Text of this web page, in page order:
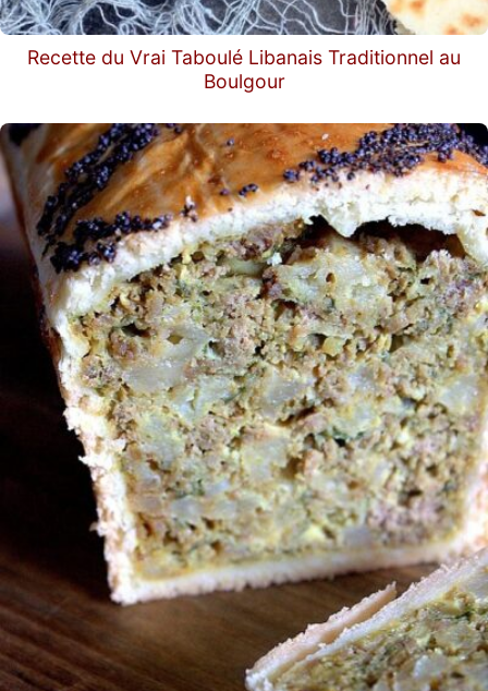
Recette du Vrai Taboulé Libanais Traditionnel au
Boulgour